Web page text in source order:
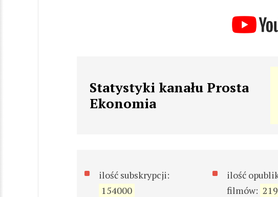
Statystyki kanału Prosta
Ekonomia
ilość subskrypcji:
154000
ilość
filmów: 219